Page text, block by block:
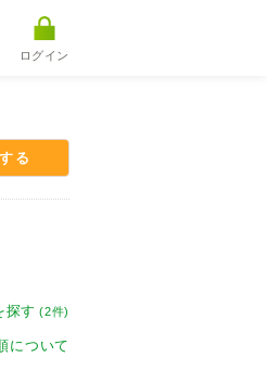
ログイン
る
探す (2件)
について